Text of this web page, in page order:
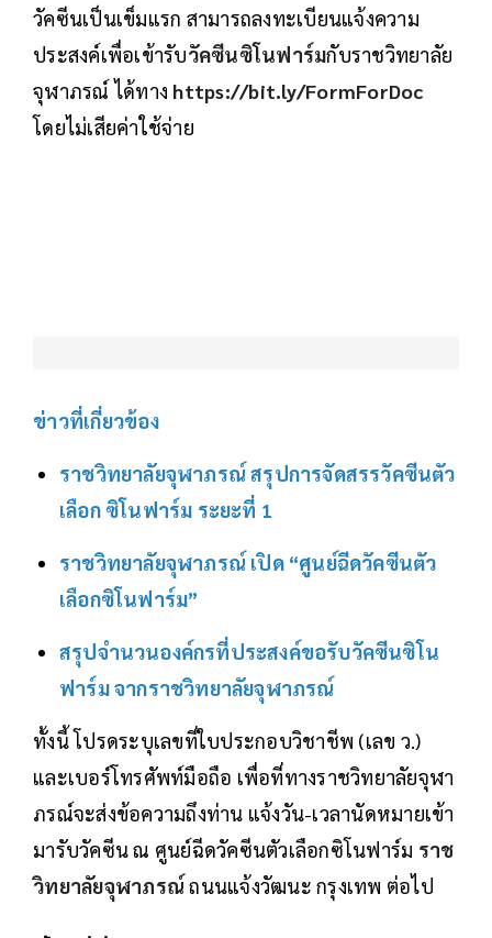
วัคซีนเป็นเข็มแรก สามารถลงทะเบียนแจ้งความ
ประสงค์เพื่อเข้ารับวัคซีนซิโนฟาร์มกับราชวิทยาลัย
จุฬาภรณ์ ได้ทาง https://bit.ly/FormForDoc
โดยไม่เสียค่าใช้จ่าย
ข่าวที่เกี่ยวข้อง
ราชวิทยาลัยจุฬาภรณ์ สรุปการจัดสรรวัคซีนตัว
เลือก ซิโนฟาร์ม ระยะที่ 1
ราชวิทยาลัยจุฬาภรณ์ เปิด “ศูนย์ฉีดวัคซีนตัว
เลือกซิโนฟาร์ม”
สรุปจำนวนองค์กรที่ประสงค์ขอรับวัคซีนซิโน
ฟาร์ม จากราชวิทยาลัยจุฬาภรณ์
ทั้งนี้ โปรดระบุเลขที่ใบประกอบวิชาชีพ (เลข ว.)
และเบอร์โทรศัพท์มือถือ เพื่อที่ทางราชวิทยาลัยจุฬา
ภรณ์จะส่งข้อความถึงท่าน แจ้งวัน-เวลานัดหมายเข้า
มารับวัคซีน ณ ศูนย์ฉีดวัคซีนตัวเลือกซิโนฟาร์ม ราช
วิทยาลัยจุฬาภรณ์ ถนนแจ้งวัฒนะ กรุงเทพ ต่อไป